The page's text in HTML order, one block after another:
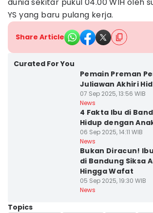
YS yang baru pulang kerja.
Share Article
Curated For You
Pemain Preman
Juliawan Akhiri
07 Sep 2025, 13:56 WIB
News
4 Fakta Ibu di
Hidup dengan
06 Sep 2025, 14:11 WIB
News
Bukan Diracun!
di Bandung Siksa
Hingga Wafat
05 Sep 2025, 19:30 WIB
News
Topics